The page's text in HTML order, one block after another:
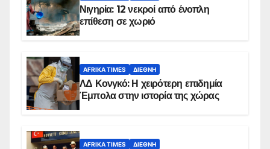
Νιγηρία: 12 νεκροί από ένοπλη
επίθεση σε χωριό
AFRIKA TIMES ΔΙΕΘΝΉ
ΛΔ Κονγκό: Η χειρότερη επιδημία
Έμπολα στην ιστορία της χώρας
AFRIKA TIMES ΔΙΕΘΝΉ